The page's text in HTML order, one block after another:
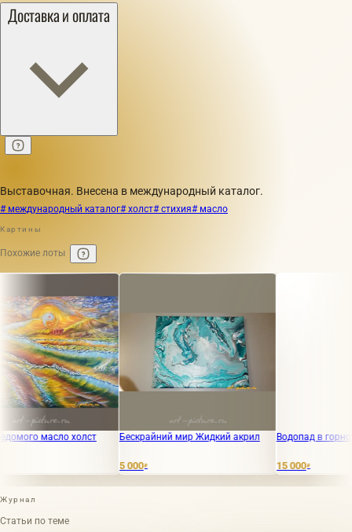
Доставка и оплата
Выставочная. Внесена в международный каталог.
# международный каталог# холст# стихия# масло
Картины
Похожие лоты
масло холст Бескрайний мир Жидкий акрил Водопад в горном лесу
Журнал
Статьи по теме